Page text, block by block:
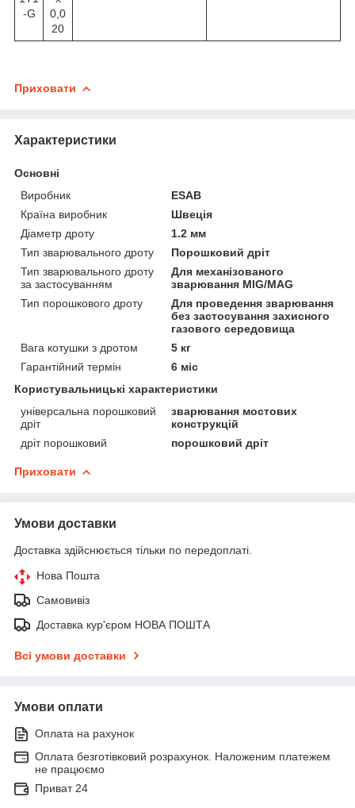
-G
0,0
20
Приховати
Характеристики
Основні
Виробник
ESAB
Країна виробник
Швеція
Діаметр дроту
1.2 мм
Тип зварювального дроту
Порошковий дріт
Тип зварювального дроту
за застосуванням
Для механізованого
зварювання MIG/MAG
Тип порошкового дроту
Для проведення зварювання
без застосування захисного
газового середовища
Вага котушки з дротом
5 кг
Гарантійний термін
6 міс
Користувальницькі характеристики
універсальна порошковий
дріт
зварювання мостових
конструкцій
дріт порошковий
порошковий дріт
Приховати
Умови доставки
Доставка здійснюється тільки по передоплаті.
Нова Пошта
Самовивіз
Доставка кур'єром НОВА ПОШТА
Всі умови доставки
Умови оплати
Оплата на рахунок
Оплата безготівковий розрахунок. Наложеним платежем
не працюємо
Приват 24